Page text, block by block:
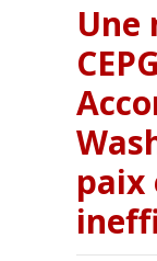
Une
paix